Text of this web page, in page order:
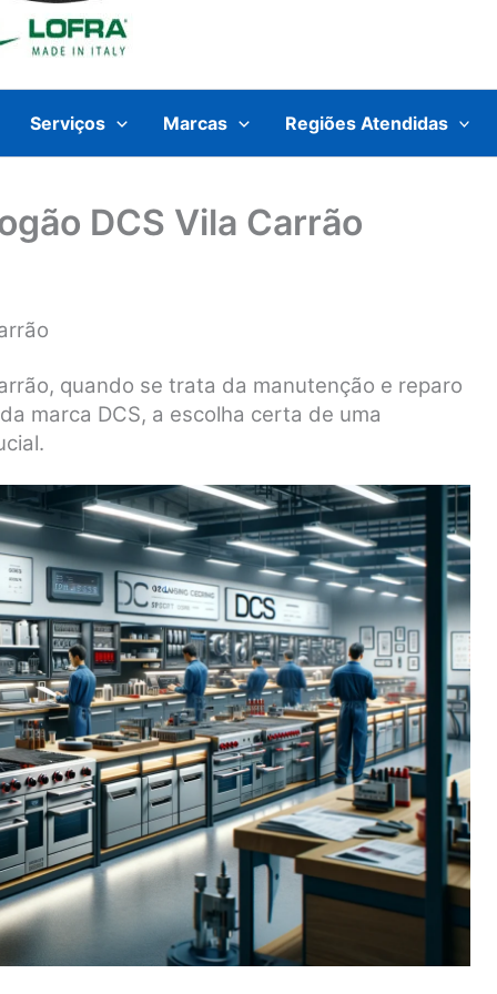
Serviços Marcas Regiões Atendidas
DCS Vila Carrão
quando se trata da manutenção e reparo
marca DCS, a escolha certa de uma